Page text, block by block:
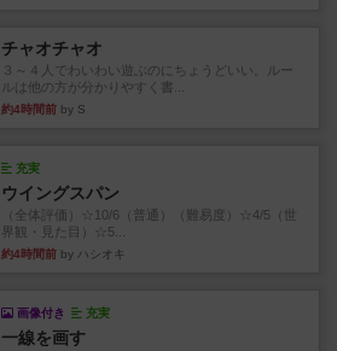
チャオチャオ
３～４人でわいわい遊ぶのにちょうどいい。ルー
ルは他の方が分かりやすく書...
約4時間前 by S
充実
ウイングスパン
（全体評価）☆10/6（普通）（難易度）☆4/5（世
界観・見た目）☆5...
約4時間前 by ハシオキ
画像付き 充実
一線を画す